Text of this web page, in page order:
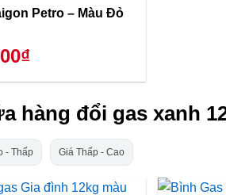
Petro – Màu Đỏ
hàng đổi gas xanh
- Thấp Giá Thấp - Cao